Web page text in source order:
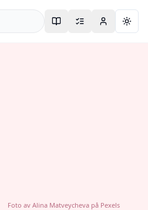
Foto av Alina Matveychevapå Pexels